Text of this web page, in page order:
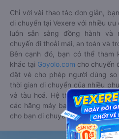
Chỉ với vài thao tác đơn giản,
di chuyển tại Vexere với nhiều
luôn sẵn sàng đồng hành và
chuyến đi thoải mái, an toàn và
Bên cạnh đó, bạn có thể tham
khác tại Goyolo.com cho chuyến
đặt vé cho phép người dùng so
thời gian di chuyển của nhiều
và tàu hoả. Hệ thống của
các hãng máy bay, xe khách và
cho bạn di chuyển.